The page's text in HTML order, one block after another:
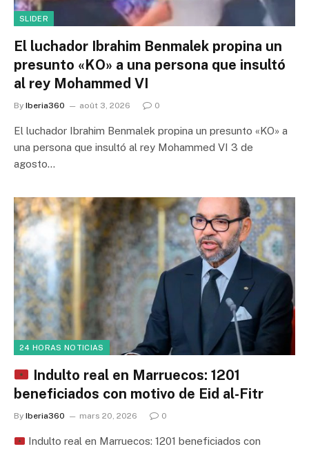
SLIDER
El luchador Ibrahim Benmalek propina un
presunto «KO» a una persona que insultó
al rey Mohammed VI
By Iberia360 août 3, 2026 0
El luchador Ibrahim Benmalek propina un presunto «KO» a
una persona que insultó al rey Mohammed VI 3 de
agosto…
24 HORAS NOTICIAS
Indulto real en Marruecos: 1201
beneficiados con motivo de Eid al-Fitr
By Iberia360 mars 20, 2026 0
Indulto real en Marruecos: 1201 beneficiados con